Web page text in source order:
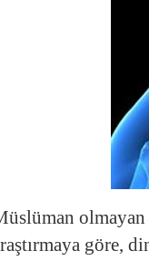
olmayan
göre,